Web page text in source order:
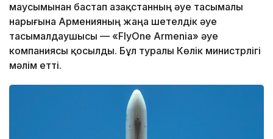
маусымынан бастап Қазақстанның әуе тасымалы
нарығына Арменияның жаңа шетелдік әуе
тасымалдаушысы — «FlyOne Armenia» әуе
компаниясы қосылды. Бұл туралы Көлік министрлігі
мәлім етті.